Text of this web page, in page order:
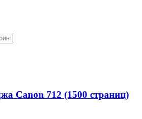
Canon 712 (1500 страниц)